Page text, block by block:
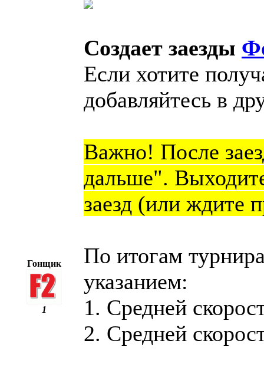
Гонщик
1
Создает заезды
Если хотите
добавляйтесь в
Важно! После
дальше".
заезд (или ждите
По итогам
указанием:
1. Средней
2. Средней